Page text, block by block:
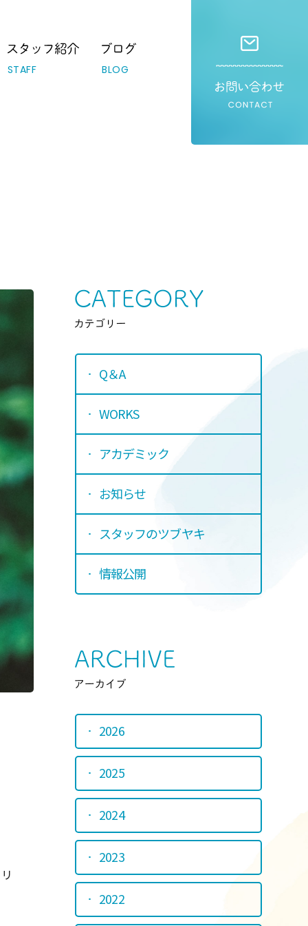
STAFF BLOG
Q＆A
WORKS
アカデミック
お知らせ
スタッフのツブヤキ
情報公開
2026
2025
2024
2023
2022